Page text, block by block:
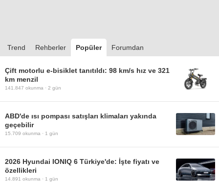
Trend Rehberler Popüler Forumdan
Çift motorlu e-bisiklet tanıtıldı: 98 km/s hız ve 321
km menzil
141.847 okunma · 2 gün
ABD'de ısı pompası satışları klimaları yakında
geçebilir
15.709 okunma · 1 gün
2026 Hyundai IONIQ 6 Türkiye'de: İşte fiyatı ve
özellikleri
14.891 okunma · 1 gün